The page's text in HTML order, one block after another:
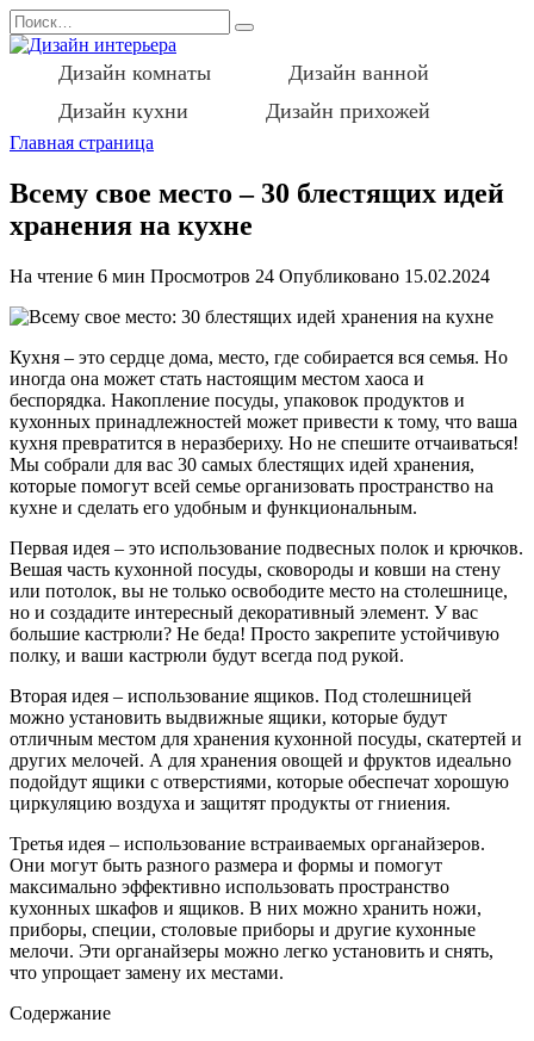
Перейти
к
содержанию
Search
for:
Дизайн комнаты
Дизайн ванной
Дизайн кухни
Дизайн прихожей
Главная страница
Всему свое место – 30 блестящих идей
хранения на кухне
На чтение 6 мин Просмотров 24 Опубликовано 15.02.2024
Кухня – это сердце дома, место, где собирается вся семья. Но
иногда она может стать настоящим местом хаоса и
беспорядка. Накопление посуды, упаковок продуктов и
кухонных принадлежностей может привести к тому, что ваша
кухня превратится в неразбериху. Но не спешите отчаиваться!
Мы собрали для вас 30 самых блестящих идей хранения,
которые помогут всей семье организовать пространство на
кухне и сделать его удобным и функциональным.
Первая идея – это использование подвесных полок и крючков.
Вешая часть кухонной посуды, сковороды и ковши на стену
или потолок, вы не только освободите место на столешнице,
но и создадите интересный декоративный элемент. У вас
большие кастрюли? Не беда! Просто закрепите устойчивую
полку, и ваши кастрюли будут всегда под рукой.
Вторая идея – использование ящиков. Под столешницей
можно установить выдвижные ящики, которые будут
отличным местом для хранения кухонной посуды, скатертей и
других мелочей. А для хранения овощей и фруктов идеально
подойдут ящики с отверстиями, которые обеспечат хорошую
циркуляцию воздуха и защитят продукты от гниения.
Третья идея – использование встраиваемых органайзеров.
Они могут быть разного размера и формы и помогут
максимально эффективно использовать пространство
кухонных шкафов и ящиков. В них можно хранить ножи,
приборы, специи, столовые приборы и другие кухонные
мелочи. Эти органайзеры можно легко установить и снять,
что упрощает замену их местами.
Содержание